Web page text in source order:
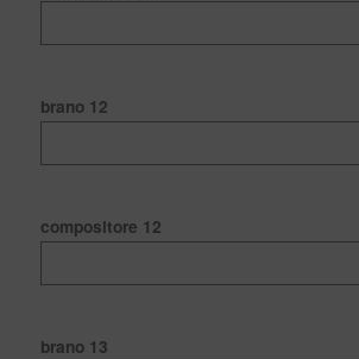
brano 12
compositore 12
brano 13